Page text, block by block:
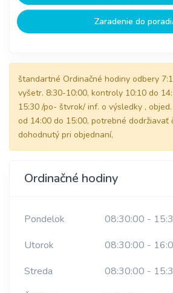
Zaradenie do
štandartné Ordinačné hodiny odbery
vyšetr. 8:30-10:00, kontroly 10:10 do
15:30 /po- štvrok/ inf. o výsledky ,
od 14:00 do 15:00, potrebné dodržiavať
dohodnutý pri objednaní,
Ordinačné hodiny
Pondelok
08:30:00 -
Utorok
08:30:00 -
Streda
08:30:00 -